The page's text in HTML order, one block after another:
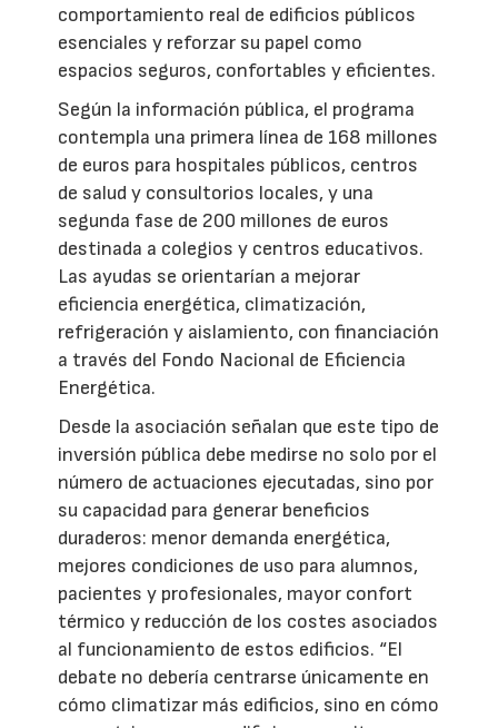
comportamiento real de edificios públicos
esenciales y reforzar su papel como
espacios seguros, confortables y eficientes.
Según la información pública, el programa
contempla una primera línea de 168 millones
de euros para hospitales públicos, centros
de salud y consultorios locales, y una
segunda fase de 200 millones de euros
destinada a colegios y centros educativos.
Las ayudas se orientarían a mejorar
eficiencia energética, climatización,
refrigeración y aislamiento, con financiación
a través del Fondo Nacional de Eficiencia
Energética.
Desde la asociación señalan que este tipo de
inversión pública debe medirse no solo por el
número de actuaciones ejecutadas, sino por
su capacidad para generar beneficios
duraderos: menor demanda energética,
mejores condiciones de uso para alumnos,
pacientes y profesionales, mayor confort
térmico y reducción de los costes asociados
al funcionamiento de estos edificios. “El
debate no debería centrarse únicamente en
cómo climatizar más edificios, sino en cómo